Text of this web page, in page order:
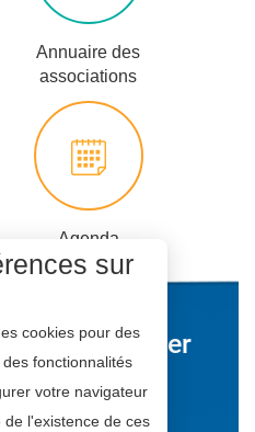
Annuaire des
associations
Agenda
sur Mer
Crépeau
sur
cookies pour des
fonctionnalités
votre navigateur
l'existence de ces